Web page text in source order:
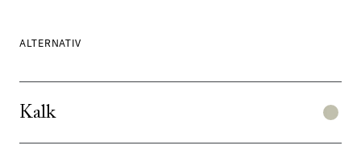
ALTERNATIV
Kalk